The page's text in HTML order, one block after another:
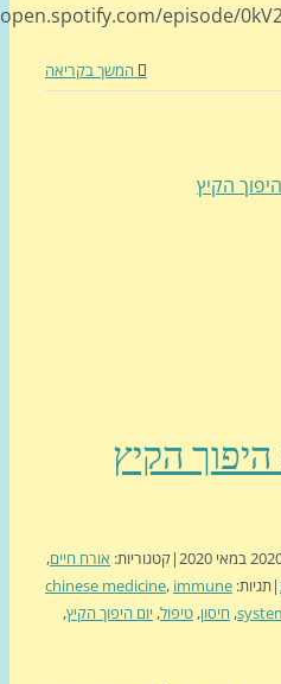
https://open.spotify.com/
המשך בקריאה
הקיץ
|קטגוריות: אורח חיים,
chinese medicine ,
,טיפול,יום היפוך הקיץ ,